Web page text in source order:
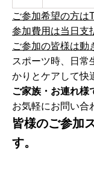
ご参加希望の方は
参加費用は当日支
ご参加の皆様は動
スポーツ時、日常
かりとケアして快
ご家族・お連れ
お気軽にお問い合
皆様のご参加
す。